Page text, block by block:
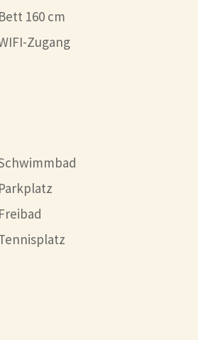
Bett 160 cm
Zugang
Parkplatz
Freibad